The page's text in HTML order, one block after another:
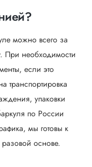
можно всего за
При необходимости
если это
транспортировка
упаковки
по России
мы готовы к
основе.